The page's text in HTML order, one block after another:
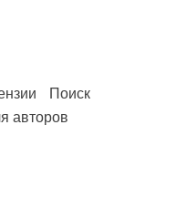
Поиск
авторов